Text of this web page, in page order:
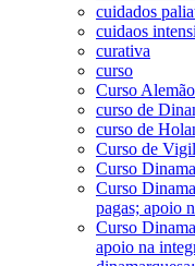
cuidados
cuidaos
curativa
curso
Curso
curso de
curso de
Curso de
Curso
Curso
pagas; apoio
Curso
apoio na